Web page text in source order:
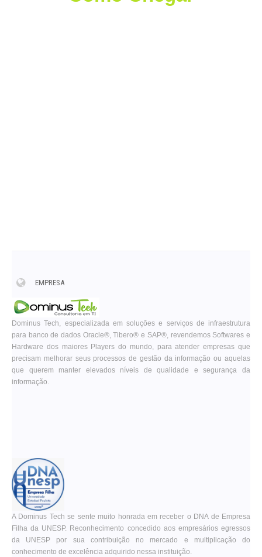
EMPRESA
Dominus Tech, especializada em soluções e serviços de infraestrutura
para banco de dados Oracle®, Tibero® e SAP®, revendemos Softwares e
Hardware dos maiores Players do mundo, para atender empresas que
precisam melhorar seus processos de gestão da informação ou aquelas
que querem manter elevados níveis de qualidade e segurança da
informação.
A Dominus Tech se sente muito honrada em receber o DNA de Empresa
Filha da UNESP. Reconhecimento concedido aos empresários egressos
da UNESP por sua contribuição no mercado e multiplicação do
conhecimento de excelência adquirido nessa instituição.